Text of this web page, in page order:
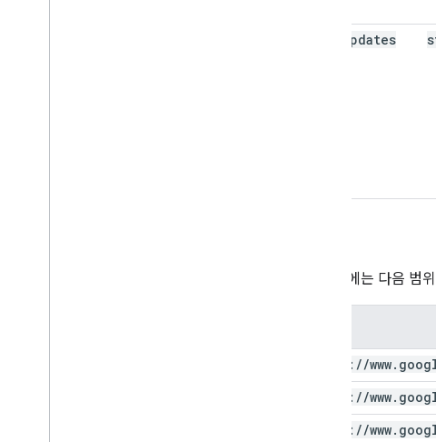
Updates
이 요청에는 다음 범
https: //www.
https: //www.
https: //www.